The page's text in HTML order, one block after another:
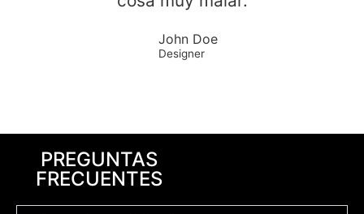
John Doe
Designer
PREGUNTAS
FRECUENTES